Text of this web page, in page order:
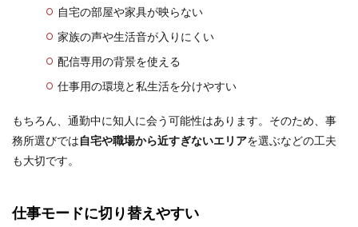
自宅の部屋や家具が映らない
家族の声や生活音が入りにくい
配信専用の背景を使える
仕事用の環境と私生活を分けやすい
もちろん、通勤中に知人に会う可能性はあります。そのため、事
務所選びでは自宅や職場から近すぎないエリアを選ぶなどの工夫
も大切です。
仕事モードに切り替えやすい